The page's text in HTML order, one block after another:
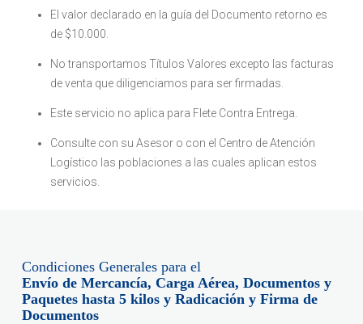
El valor declarado en la guía del Documento retorno es
de $10.000.
No transportamos Títulos Valores excepto las facturas
de venta que diligenciamos para ser firmadas.
Este servicio no aplica para Flete Contra Entrega.
Consulte con su Asesor o con el Centro de Atención
Logístico las poblaciones a las cuales aplican estos
servicios.
Condiciones Generales para el
Envío de Mercancía, Carga Aérea, Documentos y
Paquetes hasta 5 kilos y Radicación y Firma de
Documentos